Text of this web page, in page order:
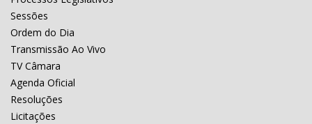
Sessões
Ordem do Dia
Transmissão Ao Vivo
TV Câmara
Agenda Oficial
Resoluções
Licitações